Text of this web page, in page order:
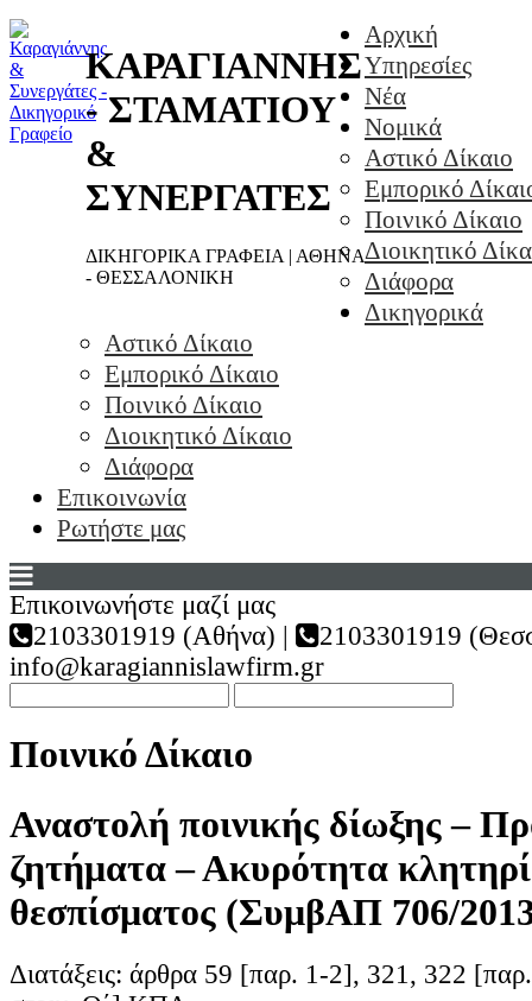
ΚΑΡΑΓΙΑΝΝΗΣ
- ΣΤΑΜΑΤΙΟΥ
&
ΣΥΝΕΡΓΑΤΕΣ
ΔΙΚΗΓΟΡΙΚΑ ΓΡΑΦΕΙΑ | ΑΘΗΝΑ
- ΘΕΣΣΑΛΟΝΙΚΗ
Αρχική
Υπηρεσίες
Νέα
Νομικά
Αστικό Δίκαιο
Εμπορικό
Ποινικό Δίκαιο
Διοικητικό
Διάφορα
Δικηγορικά
Αστικό Δίκαιο
Εμπορικό Δίκαιο
Ποινικό Δίκαιο
Διοικητικό Δίκαιο
Διάφορα
Επικοινωνία
Ρωτήστε μας
Επικοινωνήστε μαζί μας
2103301919 (Αθήνα) |
2103301919
info@karagiannislawfirm.gr
Ποινικό Δίκαιο
Αναστολή ποινικής δίωξης –
ζητήματα – Ακυρότητα
θεσπίσματος (ΣυμβΑΠ 706/
Διατάξεις: άρθρα 59 [παρ. 1-2], 321, 322